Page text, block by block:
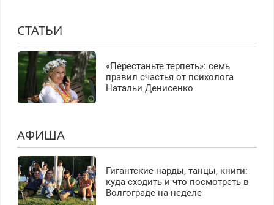
СТАТЬИ
«Перестаньте терпеть»: семь
правил счастья от психолога
Натальи Денисенко
АФИША
Гигантские нарды, танцы, книги:
куда сходить и что посмотреть в
Волгограде на неделе